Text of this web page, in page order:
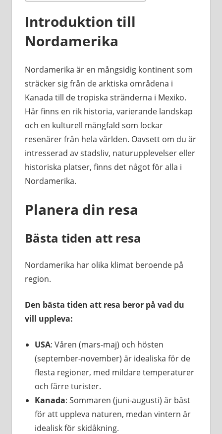
Introduktion till
Nordamerika
Nordamerika är en mångsidig kontinent som
sträcker sig från de arktiska områdena i
Kanada till de tropiska stränderna i Mexiko.
Här finns en rik historia, varierande landskap
och en kulturell mångfald som lockar
resenärer från hela världen. Oavsett om du är
intresserad av stadsliv, naturupplevelser eller
historiska platser, finns det något för alla i
Nordamerika.
Planera din resa
Bästa tiden att resa
Nordamerika har olika klimat beroende på
region.
Den bästa tiden att resa beror på vad du
vill uppleva:
USA: Våren (mars-maj) och hösten
(september-november) är idealiska för de
flesta regioner, med mildare temperaturer
och färre turister.
Kanada: Sommaren (juni-augusti) är bäst
för att uppleva naturen, medan vintern är
idealisk för skidåkning.